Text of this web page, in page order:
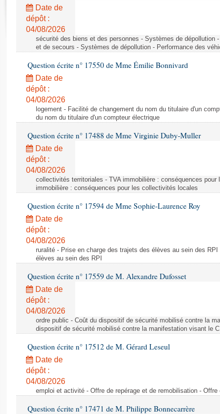
Rapports législatifs
Rapports sur l'application des lois
Baromètre de l’application des lois
Dossiers législatifs
Budget et sécurité sociale
Questions écrites et orales
Comptes rendus des débats
Date de
dépôt :
04/08/2026
sécurité des biens et des personnes - Systèmes de dépollution
et de secours - Systèmes de dépollution - Performance des
Question écrite n° 17550 de Mme Émilie Bonnivard
Date de
dépôt :
04/08/2026
logement - Facilité de changement du nom du titulaire d'un
du nom du titulaire d'un compteur électrique
Question écrite n° 17488 de Mme Virginie Duby-Muller
Date de
dépôt :
04/08/2026
collectivités territoriales - TVA immobilière : conséquences
immobilière : conséquences pour les collectivités locales
Question écrite n° 17594 de Mme Sophie-Laurence Roy
Date de
dépôt :
04/08/2026
ruralité - Prise en charge des trajets des élèves au sein des
élèves au sein des RPI
Question écrite n° 17559 de M. Alexandre Dufosset
Date de
dépôt :
04/08/2026
ordre public - Coût du dispositif de sécurité mobilisé contre la
dispositif de sécurité mobilisé contre la manifestation visant le
Question écrite n° 17512 de M. Gérard Leseul
Date de
dépôt :
04/08/2026
emploi et activité - Offre de repérage et de remobilisation -
Question écrite n° 17471 de M. Philippe Bonnecarrère